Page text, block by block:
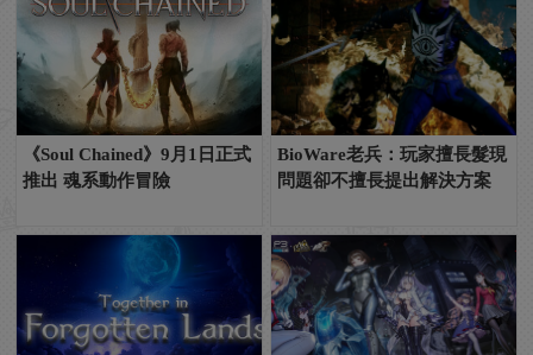
《Soul Chained》9月1日正式
推出 魂系動作冒險
BioWare老兵：玩家擅長髮現
問題卻不擅長提出解決方案